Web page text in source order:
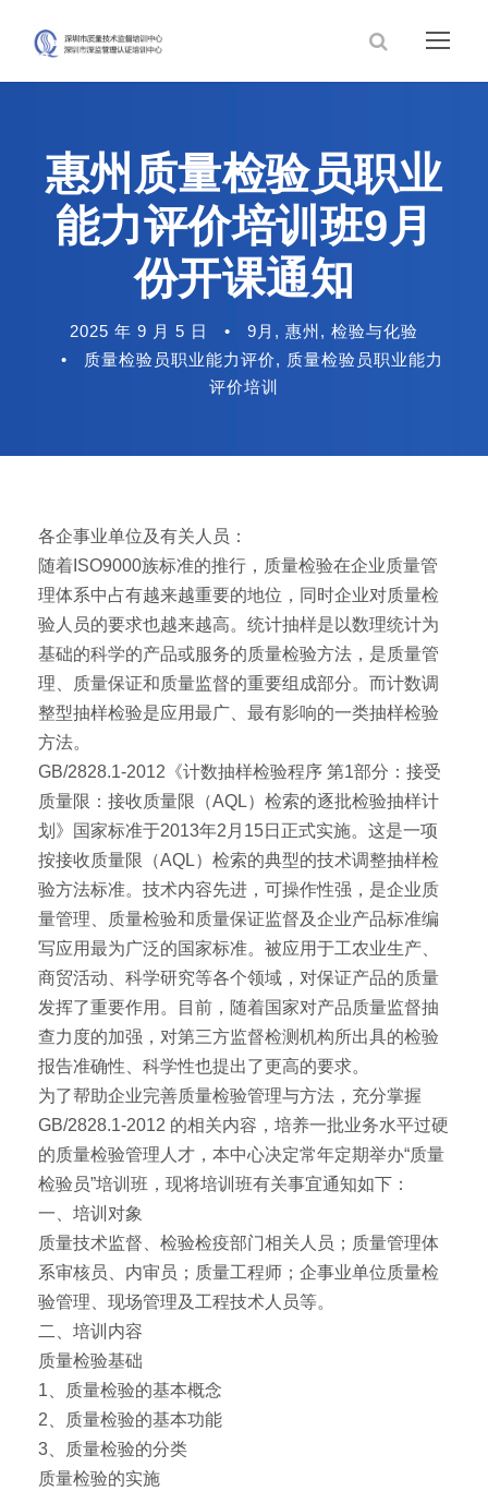
惠州质量检验员职业
能力评价培训班9月
份开课通知
2025 年 9 月 5 日 • 9月 , 惠州 , 检验与化验
•
质量检验员职业能力评价, 质量检验员职业能力
评价培训
各企事业单位及有关人员：
随着ISO9000族标准的推行，质量检验在企业质量管
理体系中占有越来越重要的地位，同时企业对质量检
验人员的要求也越来越高。统计抽样是以数理统计为
基础的科学的产品或服务的质量检验方法，是质量管
理、质量保证和质量监督的重要组成部分。而计数调
整型抽样检验是应用最广、最有影响的一类抽样检验
方法。
GB/2828.1-2012《计数抽样检验程序 第1部分：接受
质量限：接收质量限（AQL）检索的逐批检验抽样计
划》国家标准于2013年2月15日正式实施。这是一项
按接收质量限（AQL）检索的典型的技术调整抽样检
验方法标准。技术内容先进，可操作性强，是企业质
量管理、质量检验和质量保证监督及企业产品标准编
写应用最为广泛的国家标准。被应用于工农业生产、
商贸活动、科学研究等各个领域，对保证产品的质量
发挥了重要作用。目前，随着国家对产品质量监督抽
查力度的加强，对第三方监督检测机构所出具的检验
报告准确性、科学性也提出了更高的要求。
为了帮助企业完善质量检验管理与方法，充分掌握
GB/2828.1-2012 的相关内容，培养一批业务水平过硬
的质量检验管理人才，本中心决定常年定期举办“质量
检验员”培训班，现将培训班有关事宜通知如下：
一、培训对象
质量技术监督、检验检疫部门相关人员；质量管理体
系审核员、内审员；质量工程师；企事业单位质量检
验管理、现场管理及工程技术人员等。
二、培训内容
质量检验基础
1、质量检验的基本概念
2、质量检验的基本功能
3、质量检验的分类
质量检验的实施